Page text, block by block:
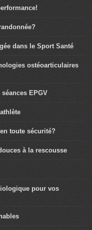
dans le Sport Santé
ostéoarticulaires
EPGV
toute sécurité?
à la rescousse
pour vos